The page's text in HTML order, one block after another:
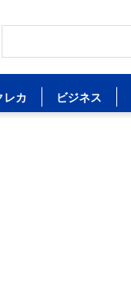
レカ ビジネス